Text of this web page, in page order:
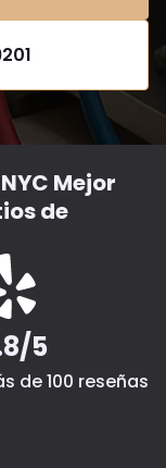
Mejor
de
5
de 100 reseñas